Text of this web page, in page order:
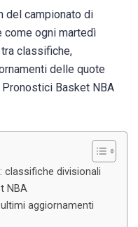
del campionato di
come ogni martedì
classifiche,
delle quote
Basket NBA
classifiche divisionali
NBA
aggiornamenti